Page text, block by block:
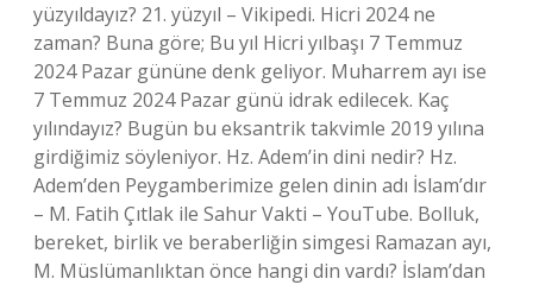
yüzyıldayız? 21. yüzyıl – Vikipedi. Hicri 2024 ne
zaman? Buna göre; Bu yıl Hicri yılbaşı 7 Temmuz
2024 Pazar gününe denk geliyor. Muharrem ayı ise
7 Temmuz 2024 Pazar günü idrak edilecek. Kaç
yılındayız? Bugün bu eksantrik takvimle 2019 yılına
girdiğimiz söyleniyor. Hz. Adem’in dini nedir? Hz.
Adem’den Peygamberimize gelen dinin adı İslam’dır
– M. Fatih Çıtlak ile Sahur Vakti – YouTube. Bolluk,
bereket, birlik ve beraberliğin simgesi Ramazan ayı,
M. Müslümanlıktan önce hangi din vardı? İslam’dan